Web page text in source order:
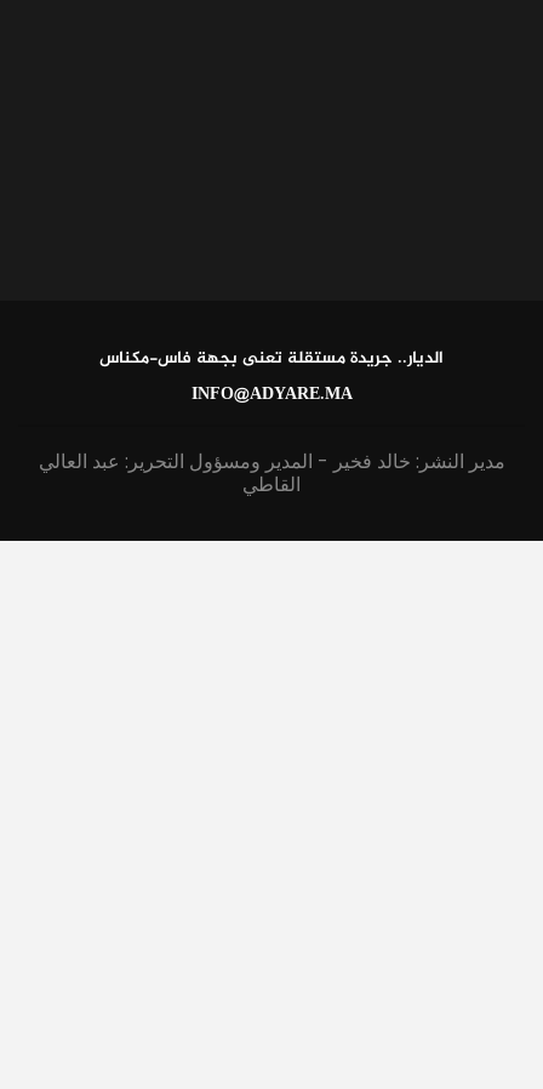
الديار.. جريدة مستقلة تعنى بجهة فاس-مكناس
INFO@ADYARE.MA
مدير النشر: خالد فخير - المدير ومسؤول التحرير: عبد العالي
القاطي